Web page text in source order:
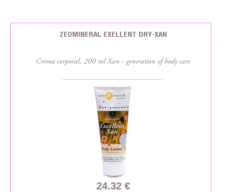
ZEOMINERAL EXELLENT DRY-XAN
Crema corporal, 200 ml Xan - generation of body care
24.32 €